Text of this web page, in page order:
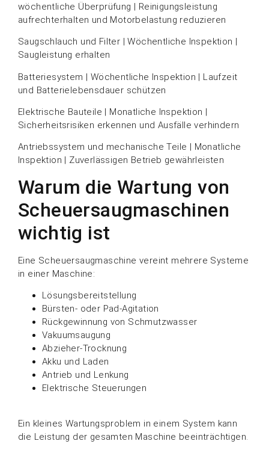
wöchentliche Überprüfung | Reinigungsleistung
aufrechterhalten und Motorbelastung reduzieren
Saugschlauch und Filter | Wöchentliche Inspektion |
Saugleistung erhalten
Batteriesystem | Wöchentliche Inspektion | Laufzeit
und Batterielebensdauer schützen
Elektrische Bauteile | Monatliche Inspektion |
Sicherheitsrisiken erkennen und Ausfälle verhindern
Antriebssystem und mechanische Teile | Monatliche
Inspektion | Zuverlässigen Betrieb gewährleisten
Warum die Wartung von
Scheuersaugmaschinen
wichtig ist
Eine Scheuersaugmaschine vereint mehrere Systeme
in einer Maschine:
Lösungsbereitstellung
Bürsten- oder Pad-Agitation
Rückgewinnung von Schmutzwasser
Vakuumsaugung
Abzieher-Trocknung
Akku und Laden
Antrieb und Lenkung
Elektrische Steuerungen
Ein kleines Wartungsproblem in einem System kann
die Leistung der gesamten Maschine beeinträchtigen.